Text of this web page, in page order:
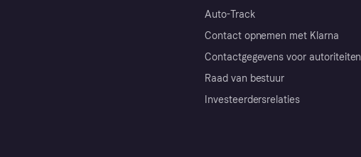
Auto-Track
Contact opnemen met Klarna
Contactgegevens voor autoriteiten
Raad van bestuur
Investeerdersrelaties